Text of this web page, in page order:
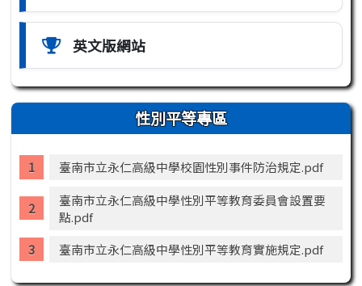
英文版網站
性別平等專區
臺南市立永仁高級中學校園性別事件防治規定.pdf
臺南市立永仁高級中學性別平等教育委員會設置要
點.pdf
臺南市立永仁高級中學性別平等教育實施規定.pdf